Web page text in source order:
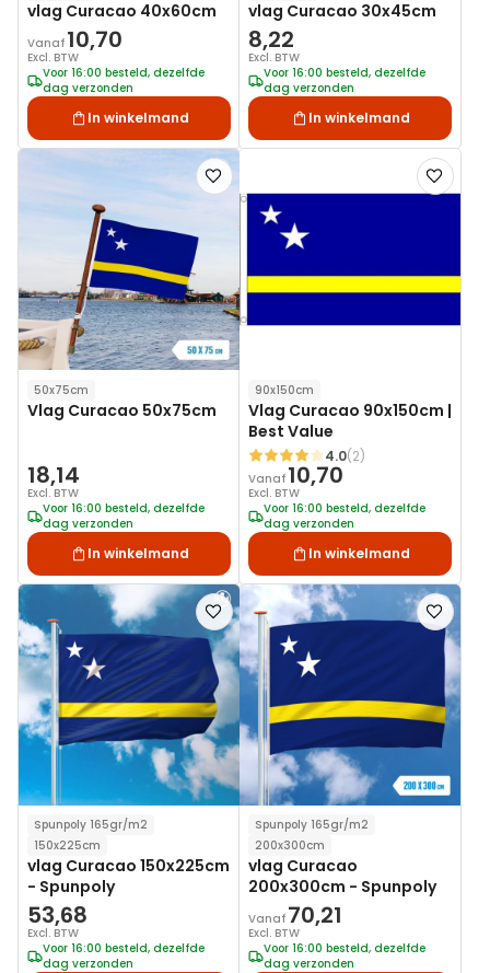
vlag Curacao 40x60cm
Vanaf 10,70
Excl. BTW
Voor 16:00 besteld, dezelfde
dag verzonden
In winkelmand
vlag Curacao 30x45cm
8,22
Excl. BTW
Voor 16:00 besteld, dezelfde
dag verzonden
In winkelmand
Voeg
toe
verlanglijst
50x75cm
Vlag Curacao 50x75cm
18,14
Excl. BTW
Voor 16:00 besteld, dezelfde
dag verzonden
In winkelmand
Voeg
toe
90x150cm
Vlag Curacao 90x150cm |
Best Value
Waardering:
4.0(2)
Vanaf 10,70
Excl. BTW
Voor 16:00 besteld, dezelfde
dag verzonden
In winkelmand
Voeg
toe
aan
verlanglijst
Spunpoly 165gr/m2
150x225cm
vlag Curacao 150x225cm
- Spunpoly
53,68
Excl. BTW
Voor 16:00 besteld, dezelfde
dag verzonden
Voeg
toe
aan
Spunpoly 165gr/m2
200x300cm
vlag Curacao
200x300cm - Spunpoly
Vanaf 70,21
Excl. BTW
Voor 16:00 besteld, dezelfde
dag verzonden